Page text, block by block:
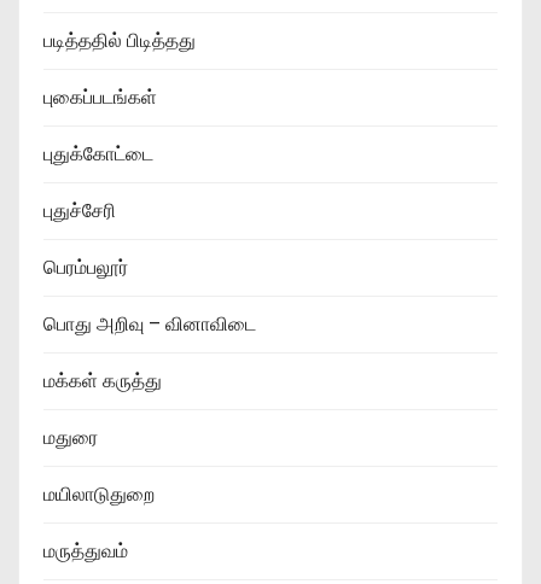
படித்ததில் பிடித்தது
புகைப்படங்கள்
புதுக்கோட்டை
புதுச்சேரி
பெரம்பலூர்
பொது அறிவு – வினாவிடை
மக்கள் கருத்து
மதுரை
மயிலாடுதுறை
மருத்துவம்